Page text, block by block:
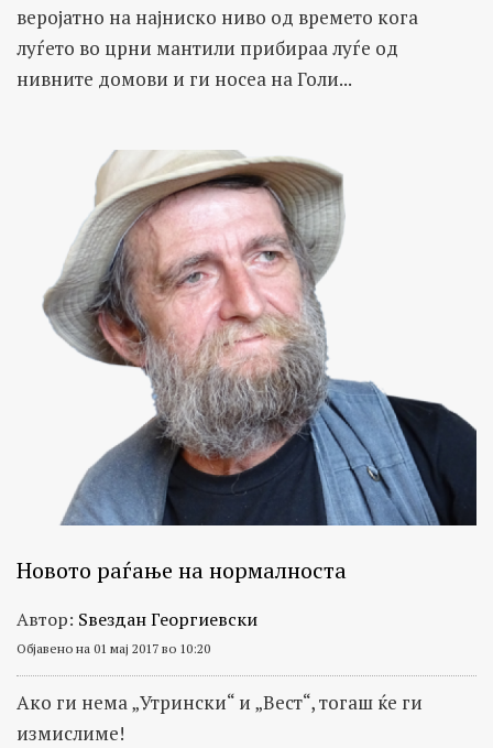
веројатно на најниско ниво од времето кога
луѓето во црни мантили прибираа луѓе од
нивните домови и ги носеа на Голи...
Новото раѓање на нормалноста
Автор: Ѕвездан Георгиевски
Објавено на 01 мај 2017 во 10:20
Ако ги нема „Утрински“ и „Вест“, тогаш ќе ги
измислиме!